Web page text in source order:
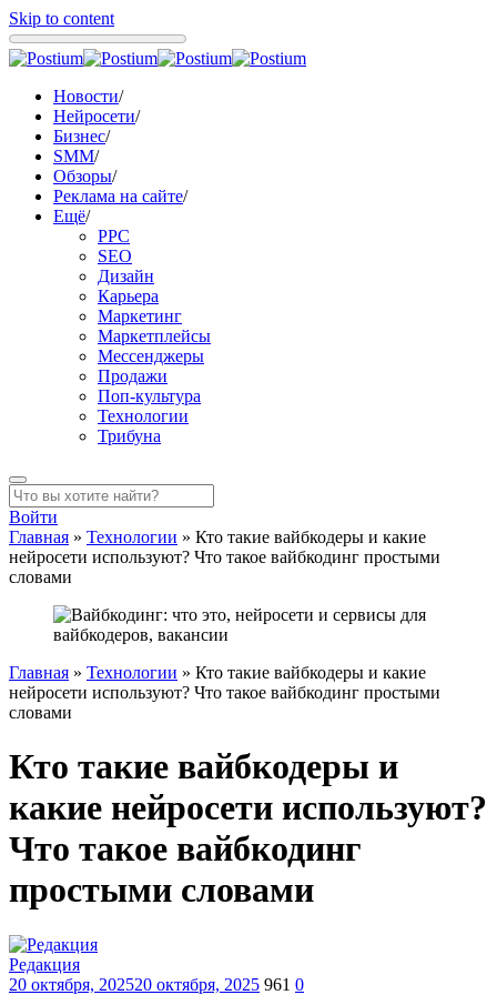
Skip to content
Новости/
Нейросети/
Бизнес/
SMM/
Обзоры/
Реклама на сайте/
Ещё/
PPC
SEO
Дизайн
Карьера
Маркетинг
Маркетплейсы
Мессенджеры
Продажи
Поп-культура
Технологии
Трибуна
Войти
Главная » Технологии » Кто такие вайбкодеры и какие
нейросети используют? Что такое вайбкодинг простыми
словами
Главная » Технологии » Кто такие вайбкодеры и какие
нейросети используют? Что такое вайбкодинг простыми
словами
Кто такие вайбкодеры и
какие нейросети используют?
Что такое вайбкодинг
простыми словами
Редакция
20 октября, 202520 октября, 2025 961 0